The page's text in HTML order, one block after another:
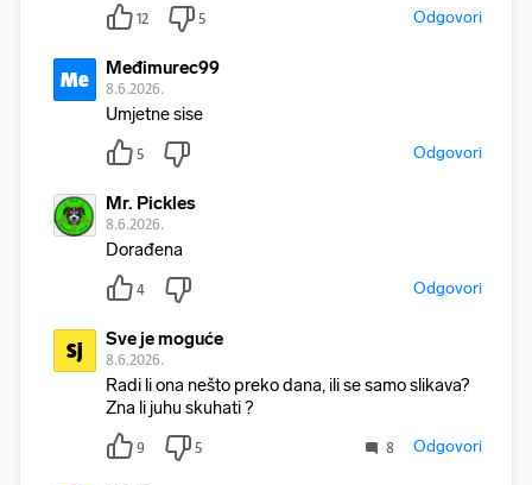
12 5 Odgovori
Me Međimurec99
8.6.2026.
Umjetne sise
5 Odgovori
Mr. Pickles
8.6.2026.
Dorađena
4 Odgovori
Sj Sve je moguće
8.6.2026.
Radi li ona nešto preko dana, ili se samo slikava?
Zna li juhu skuhati ?
9 5 8 Odgovori